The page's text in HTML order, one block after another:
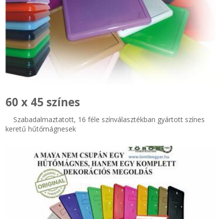
60 x 45 színes
Szabadalmaztatott, 16 féle színválasztékban gyártott színes
keretű hűtőmágnesek